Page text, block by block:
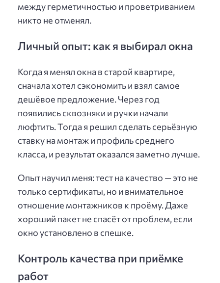
между герметичностью и проветриванием
никто не отменял.
Личный опыт: как я выбирал окна
Когда я менял окна в старой квартире,
сначала хотел сэкономить и взял самое
дешёвое предложение. Через год
появились сквозняки и ручки начали
люфтить. Тогда я решил сделать серьёзную
ставку на монтаж и профиль среднего
класса, и результат оказался заметно лучше.
Опыт научил меня: тест на качество — это не
только сертификаты, но и внимательное
отношение монтажников к проёму. Даже
хороший пакет не спасёт от проблем, если
окно установлено в спешке.
Контроль качества при приёмке
работ